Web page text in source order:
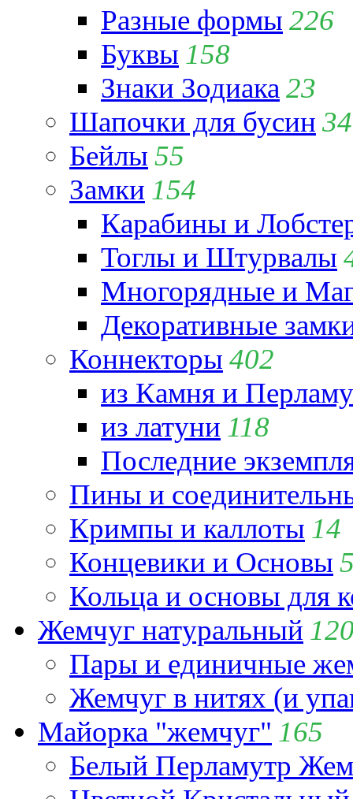
Разные формы 226
Буквы 158
Знаки Зодиака 23
Шапочки для бусин 34
Бейлы 55
Замки 154
Карабины и
Тоглы и Штурвалы
Многорядные и
Декоративные
Коннекторы 402
из Камня и
из латуни 118
Последние
Пины и
Кримпы и каллоты 14
Концевики и Основы
Кольца и основы для
Жемчуг натуральный
Пары и единичные
Жемчуг в нитях (и
Майорка "жемчуг" 165
Белый Перламутр